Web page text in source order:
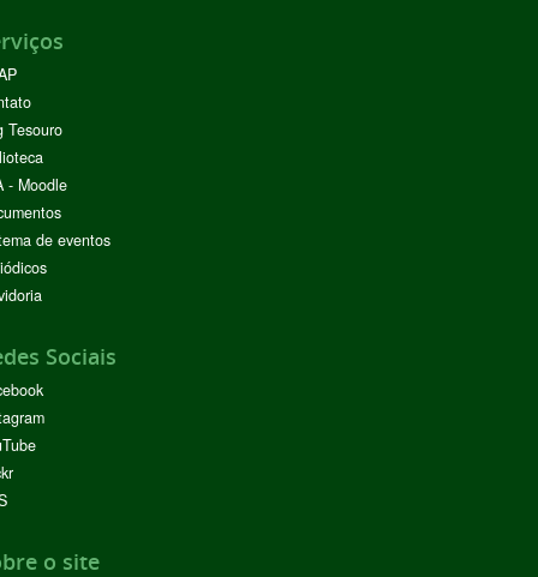
Tesouro
- Moodle
de eventos
Sociais
o site